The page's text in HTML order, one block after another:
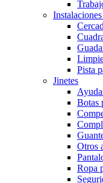
Pista
Jinetes
Botas
Otros
Ropa